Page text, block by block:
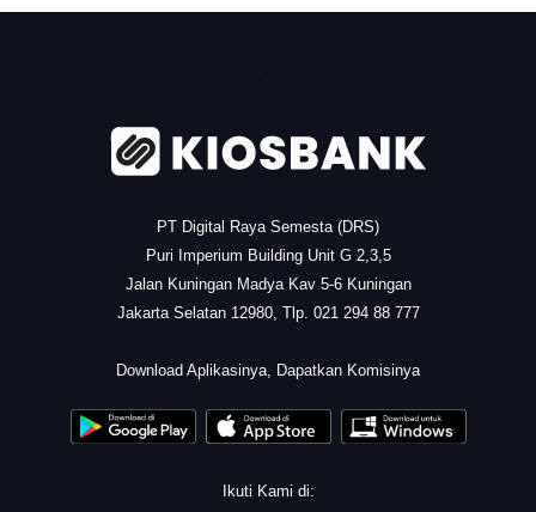
PT Digital Raya Semesta (DRS)
Puri Imperium Building Unit G 2,3,5
Jalan Kuningan Madya Kav 5-6 Kuningan
Jakarta Selatan 12980, Tlp. 021 294 88 777
Download Aplikasinya, Dapatkan Komisinya
Ikuti Kami di: